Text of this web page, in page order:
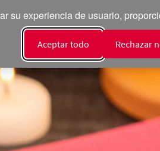
su experiencia de usuario,
Aceptar todo Rechazar
Recetas Productos